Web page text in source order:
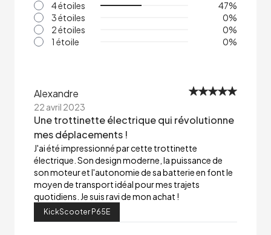
4 étoiles
47%
3 étoiles
0%
2 étoiles
0%
1 étoile
0%
Alexandre
22 avril 2023
Une trottinette électrique qui révolutionne
mes déplacements !
J'ai été impressionné par cette trottinette
électrique. Son design moderne, la puissance de
son moteur et l'autonomie de sa batterie en font le
moyen de transport idéal pour mes trajets
quotidiens. Je suis ravi de mon achat !
KickScooter P65E